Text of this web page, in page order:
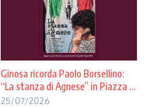
Ginosa ricorda Paolo Borsellino:
“La stanza di Agnese” in Piazza ...
25/07/2026